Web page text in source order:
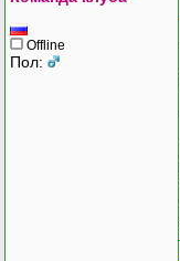
Offline
Пол: